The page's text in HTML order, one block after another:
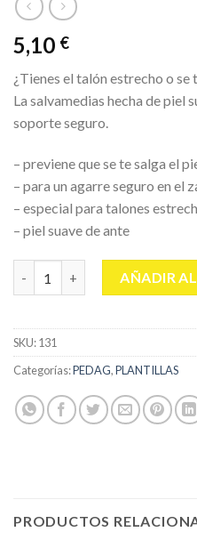
5,10 €
¿Tienes el talón estrecho o
La salvamedias hecha de piel
soporte seguro.
– previene que se te salga el
– para un agarre seguro en el
– especial para talones
– piel suave de ante
PEDAG SALVAMEDIAS cantidad
AÑADIR
SKU:131
Categorías:PEDAG,PLANTILLAS
PRODUCTOS